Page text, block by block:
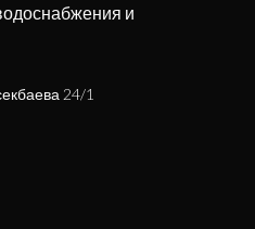
и
24/1